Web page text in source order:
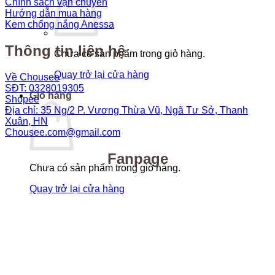
Chưa có sản phẩm trong giỏ hàng.
Quay trở lại cửa hàng
Giỏ hàng
Chưa có sản phẩm trong giỏ hàng.
Quay trở lại cửa hàng
Hướng dẫn mua hàng
Kem chống nắng Anessa
Thông tin liên hệ
Về Chousee
SĐT: 0328019305
Shopee
Địa chỉ: 35 Ng/2 P. Vương Thừa Vũ, Ngã Tư Sở, Thanh
Xuân, HN
Chousee.com@gmail.com
Fanpage